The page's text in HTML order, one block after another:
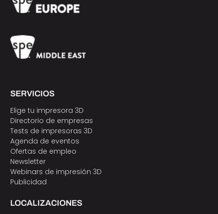
SERVICIOS
Elige tu impresora 3D
Directorio de empresas
Tests de impresoras 3D
Agenda de eventos
Ofertas de empleo
Newsletter
Webinars de impresión 3D
Publicidad
LOCALIZACIONES